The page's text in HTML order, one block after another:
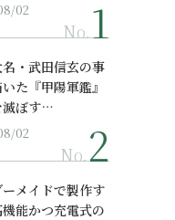
02
No.
・武田信玄の事
た『甲陽軍鑑』
滅ぼす…
02
No.
メイドで製作す
機能かつ充電式の